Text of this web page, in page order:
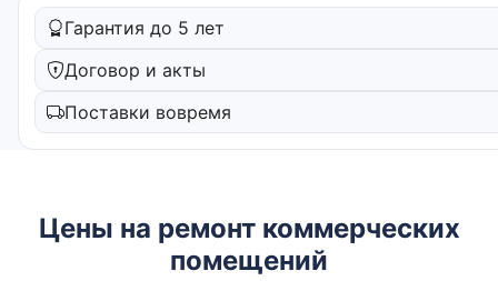
Гарантия до 5 лет
Договор и акты
Поставки вовремя
Цены на ремонт коммерческих
помещений